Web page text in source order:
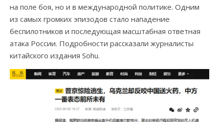
на поле боя, но и в международной политике. Одним
из самых громких эпизодов стало нападение
беспилотников и последующая масштабная ответная
атака России. Подробности рассказали журналисты
китайского издания Sohu.